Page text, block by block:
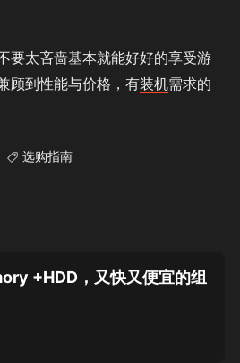
要太吝啬基本就能好好的享受游
顾到性能与价格，有装机需求的
选购指南
+HDD，又快又便宜的组